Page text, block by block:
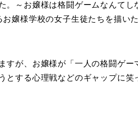
。～お嬢様は格闘ゲームなんてし
嬢様学校の女子生徒たちを描い
すが、お嬢様が「一人の格闘ゲー
とする心理戦などのギャップに笑